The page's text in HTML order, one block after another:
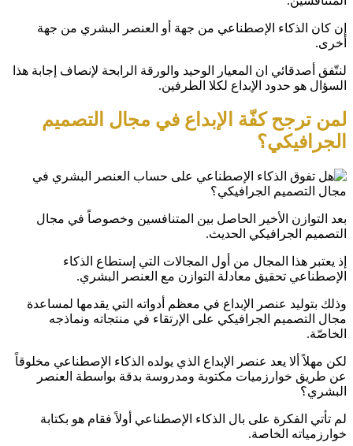
إن كان الذكاء الإصطناعي من جهة أو العنصر البشري من جهة
أخرى.
لنتّفق أصدقائي ان المعيار الوحيد والورقة الرابحة لإنصاف إجابة هذا
السؤال هو حدود الإبداع لكلا الطرفين.
لمن ترجح كفّة الإبداع في مجال التصميم
الجرافيكي؟
بعد التوازن الأخير الحاصل بين المتنافسين وخصوصاً في مجال
التصميم الجرافيكي الحديث.
إذ يعتبر هذا المجال من أول المجالات التي إستطاع الذكاء
الإصطناعي تحقيق معادلة التوازن مع العنصر البشري.
وذلك بتوليد عنصر الإبداع في معظم أدواته التي يقدمها لمساعدة
مجال التصميم الجرافيكي على الإرتقاء في منتجاته ونماذجه
الخاصّة.
لكن مهلاً ألا يعد عنصر الإبداع الذي يولده الذكاء الإصطناعي مخلوقاً
عن طريق خوارزميات مكتوبة ومدروسة بدقة بواسطة العنصر
البشري؟
لم تأتي الفكرة على بال الذكاء الإصطناعي أولاً فقام هو بكتابة
خوارزمياته الخاصة.